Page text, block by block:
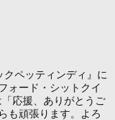
ペッティンディ』に
ォード・シットクイ
応援、ありがとうご
も頑張ります。よろ